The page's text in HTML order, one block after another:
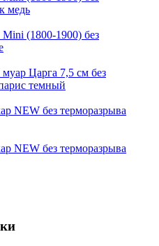
медь
(1800-1900) без
Царга 7,5 см без
темный
NEW без терморазрыва
NEW без терморазрыва